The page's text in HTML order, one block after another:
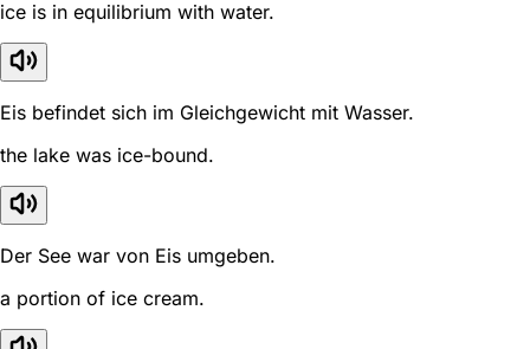
ice is in equilibrium with water.
Eis befindet sich im Gleichgewicht mit Wasser.
the lake was ice-bound.
Der See war von Eis umgeben.
a portion of ice cream.